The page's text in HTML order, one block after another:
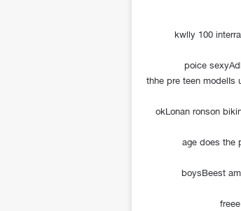
kwlly 100
poice
thhe pre teen modelIs
okLonan ronson
age does the
boysBeest